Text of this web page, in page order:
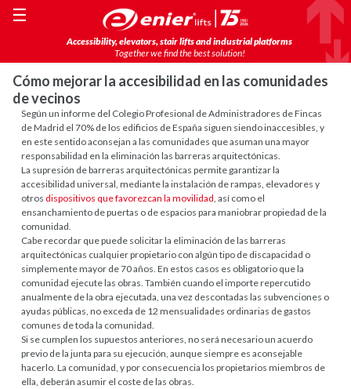
Accessibility, elevators, stair lifts and industrial platforms
Together we find the best solution!
☰
Cómo mejorar la accesibilidad en las comunidades
de vecinos
Según un informe del Colegio Profesional de Administradores de Fincas
de Madrid el 70% de los edificios de España siguen siendo inaccesibles, y
en este sentido aconsejan a las comunidades que asuman una mayor
responsabilidad en la eliminación las barreras arquitectónicas.
La supresión de barreras arquitectónicas permite garantizar la
accesibilidad universal, mediante la instalación de rampas, elevadores y
otros dispositivos que favorezcan la movilidad, así como el
ensanchamiento de puertas o de espacios para maniobrar propiedad de la
comunidad.
Cabe recordar que puede solicitar la eliminación de las barreras
arquitectónicas cualquier propietario con algún tipo de discapacidad o
simplemente mayor de 70 años. En estos casos es obligatorio que la
comunidad ejecute las obras. También cuando el importe repercutido
anualmente de la obra ejecutada, una vez descontadas las subvenciones o
ayudas públicas, no exceda de 12 mensualidades ordinarias de gastos
comunes de toda la comunidad.
Si se cumplen los supuestos anteriores, no será necesario un acuerdo
previo de la junta para su ejecución, aunque siempre es aconsejable
hacerlo. La comunidad, y por consecuencia los propietarios miembros de
ella, deberán asumir el coste de las obras.